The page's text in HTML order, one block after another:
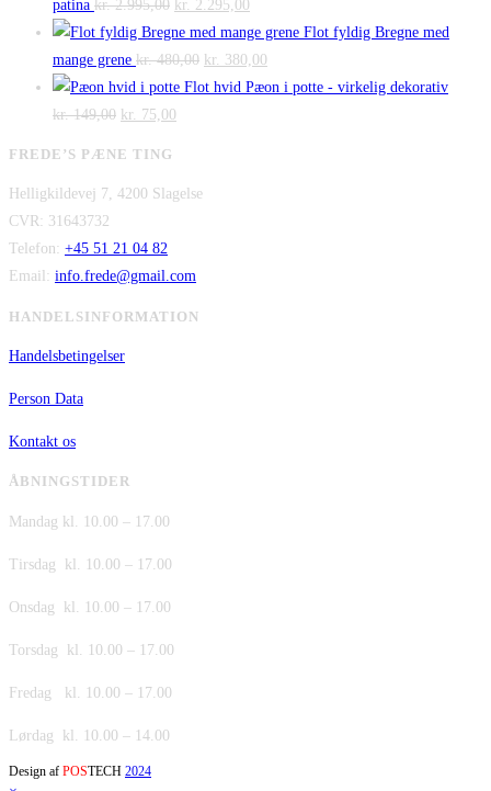
kr. 140,00.
var:
er:
patina kr.2.995,00 Den
oprindelige
pris
var:
kr. 2.995,00.
kr. 2.295,00
aktuelle
pris
er:
Flot fyldig Bregne med
mange grene kr.480,00 Den
oprindelige
kr. 380,00
aktuelle
Flot hvid Pæon i potte - virkelig dekorativ
kr.149,00 Den
var:
kr. 75,00
er:
FREDE’S PÆNE TING
Helligkildevej 7, 4200 Slagelse
CVR: 31643732
Telefon: +45 51 21 04 82
Email: info.frede@gmail.com
HANDELSINFORMATION
Handelsbetingelser
Person Data
Kontakt os
ÅBNINGSTIDER
Mandag kl. 10.00 – 17.00
Tirsdag kl. 10.00 – 17.00
Onsdag kl. 10.00 – 17.00
Torsdag kl. 10.00 – 17.00
Fredag kl. 10.00 – 17.00
Lørdag kl. 10.00 – 14.00
Design af POSTECH 2024